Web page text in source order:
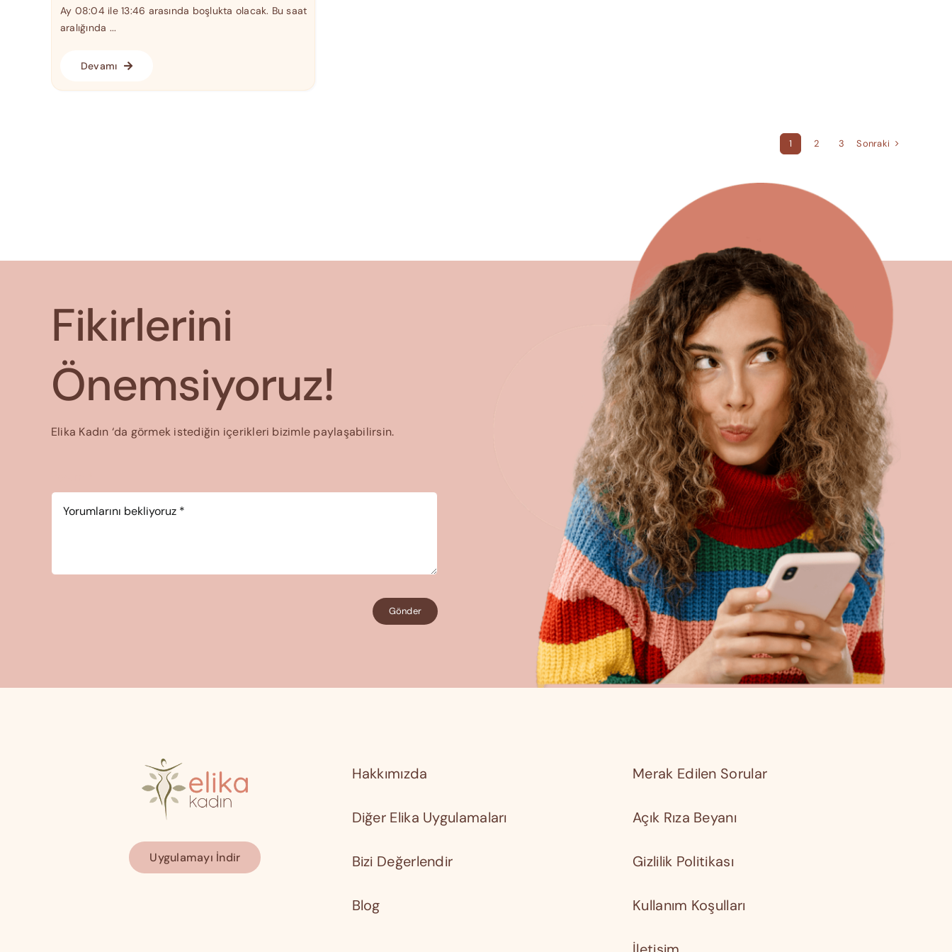
Ay 08:04 ile 13:46 arasında boşlukta olacak. Bu saat
aralığında ...
Devamı
1 2 3 Sonraki
Fikirlerini
Önemsiyoruz!
Elika Kadın ‘da görmek istediğin içerikleri bizimle paylaşabilirsin.
Gönder
Uygulamayı İndir
Hakkımızda
Diğer Elika Uygulamaları
Bizi Değerlendir
Blog
Merak Edilen Sorular
Açık Rıza Beyanı
Gizlilik Politikası
Kullanım Koşulları